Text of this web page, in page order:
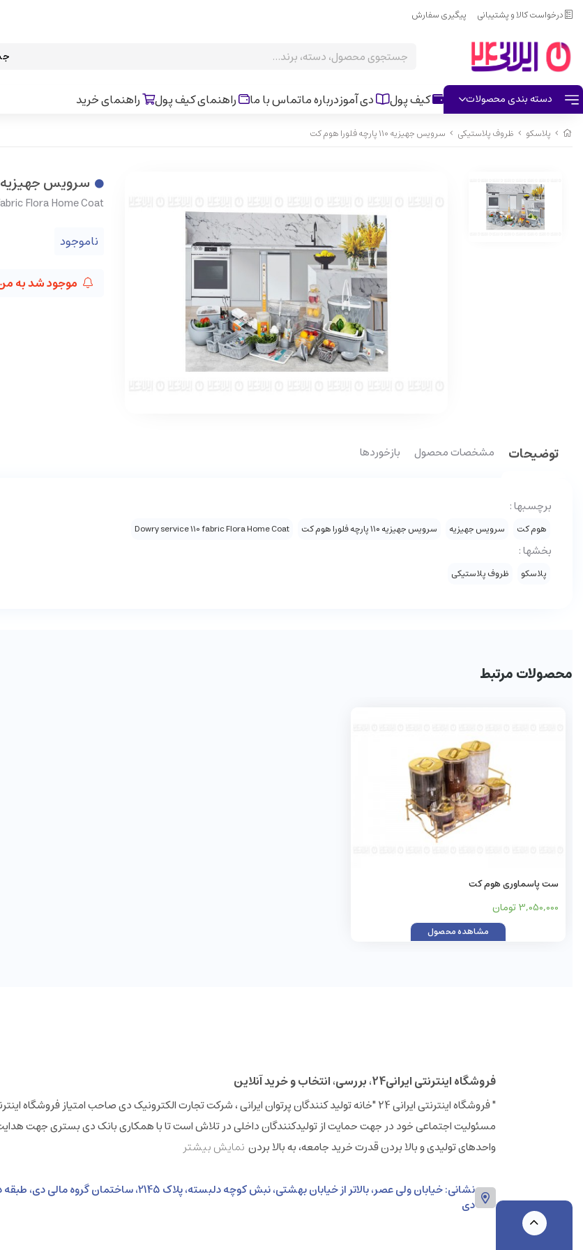
درخواست کالا و پشتیبانی پیگیری سفارش
دسته بندی محصولات کیف پول دی آموزدرباره ماتماس با ما راهنمای کیف پول راهنمای خرید
پلاسکو ظروف پلاستیکی سرویس جهیزیه ۱۱۰ پارچه فلورا هوم کت
سرویس جهیزیه ۱۱۰ پارچه فلورا هوم کت
Flora Home Coat
ناموجود
موجود شد به
توضیحات مشخصات محصول بازخوردها
برچسبها :
هوم کت سرویس جهیزیه سرویس جهیزیه ۱۱۰ پارچه فلورا هوم کت Dowry service 110 fabric Flora Home Coat
بخشها :
پلاسکو ظروف پلاستیکی
محصولات مرتبط
ست پاسماوری هوم کت
3,050,000 تومان
مشاهده محصول
فروشگاه اینترنتی ایرانی24، بررسی، انتخاب و خرید آنلاین
مسئولیت اجتماعی خود در جهت حمایت از تولیدکنندگان داخلی در تلاش است تا با همکاری بانک دی بستری جهت
واحدهای تولیدی و بالا بردن قدرت خرید جامعه، به بالا بردن نمایش بیشتر
نشانی: خیابان ولی عصر، بالاتر از خیابان بهشتی، نبش کوچه دلبسته،
دی